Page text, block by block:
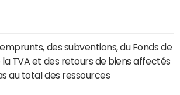
des subventions, du Fonds de
TVA et des retours de biens affectés
au total des ressources